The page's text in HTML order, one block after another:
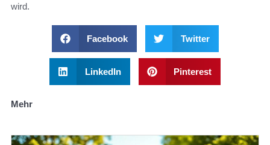
wird.
Facebook Twitter
LinkedIn Pinterest
Mehr